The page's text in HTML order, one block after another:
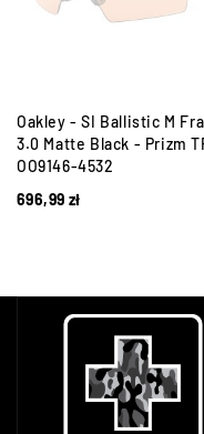
Oakley - SI Ballistic M
3.0 Matte Black - Prizm
OO9146-4532
696,99 zł